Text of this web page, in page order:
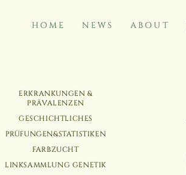
HOME NEWS ABOUT
NAVIGATION
ÜBERSPRINGEN
ERKRANKUNGEN &
PRÄVALENZEN
GESCHICHTLICHES
PRÜFUNGEN&STATISTIKEN
FARBZUCHT
LINKSAMMLUNG GENETIK